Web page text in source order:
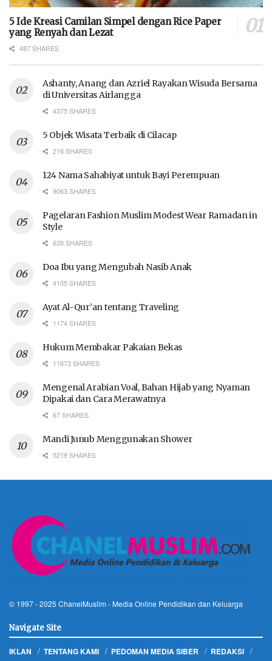
5 Ide Kreasi Camilan Simpel dengan Rice Paper
yang Renyah dan Lezat
487 SHARES
Ashanty, Anang dan Azriel Rayakan Wisuda Bersama
di Universitas Airlangga
4375 SHARES
5 Objek Wisata Terbaik di Cilacap
216 SHARES
124 Nama Sahabiyat untuk Bayi Perempuan
9063 SHARES
Pagelaran Fashion Muslim Modest Wear Ramadan in
Style
639 SHARES
Doa Ibu yang Mengubah Nasib Anak
4105 SHARES
Ayat Al-Qur’an tentang Traveling
1174 SHARES
Hukum Membakar Pakaian Bekas
11673 SHARES
Mengenal Arabian Voal, Bahan Hijab yang Nyaman
Dipakai dan Cara Merawatnya
67 SHARES
Mandi Junub Menggunakan Shower
5219 SHARES
© 1997 - 2025 ChanelMuslim - Media Online Pendidikan dan Keluarga
Navigate Site
IKLAN TENTANG KAMI PEDOMAN MEDIA SIBER
REDAKSI